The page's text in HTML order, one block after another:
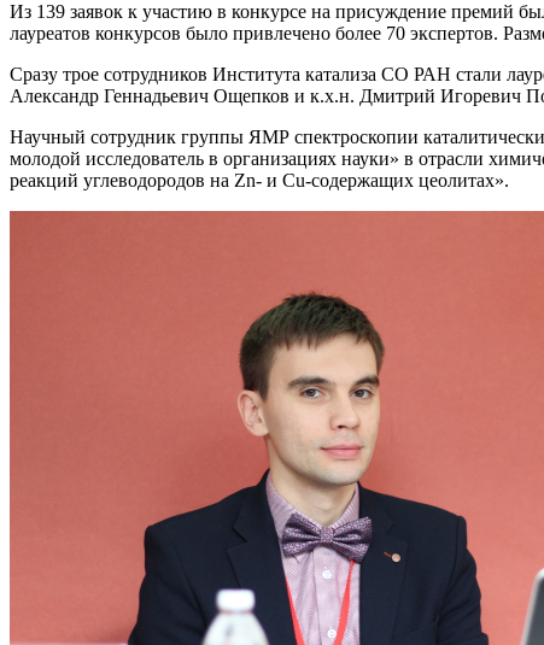
Из 139 заявок к участию в конкурсе на присуждение премий
лауреатов конкурсов было привлечено более 70 экспертов.
Сразу трое сотрудников Института катализа СО РАН стали
Александр Геннадьевич Ощепков и к.х.н. Дмитрий Игоревич
Научный сотрудник группы ЯМР спектроскопии
молодой исследователь в организациях науки» в отрасли
реакций углеводородов на Zn- и Cu-содержащих цеолитах».